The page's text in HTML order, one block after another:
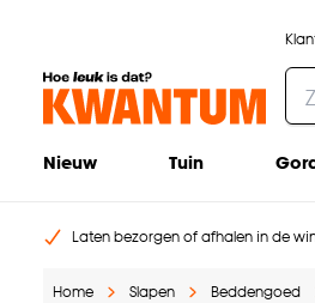
Nieuw Tuin
Laten bezorgen of afhalen in de
Home Slapen Beddengoed